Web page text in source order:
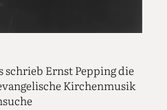
schrieb Ernst Pepping die
Kirchenmusik